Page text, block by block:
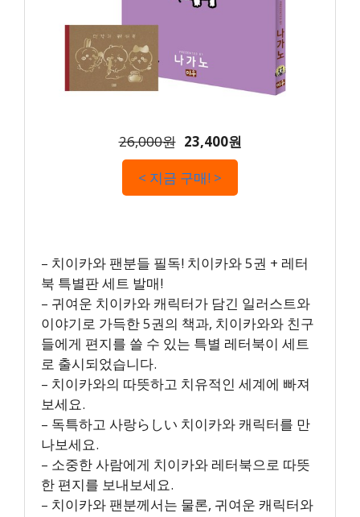
26,000원 23,400원
< 지금 구매! >
– 치이카와 팬분들 필독! 치이카와 5권 + 레터
북 특별판 세트 발매!
– 귀여운 치이카와 캐릭터가 담긴 일러스트와
이야기로 가득한 5권의 책과, 치이카와와 친구
들에게 편지를 쓸 수 있는 특별 레터북이 세트
로 출시되었습니다.
– 치이카와의 따뜻하고 치유적인 세계에 빠져
보세요.
– 독특하고 사랑らしい 치이카와 캐릭터를 만
나보세요.
– 소중한 사람에게 치이카와 레터북으로 따뜻
한 편지를 보내보세요.
– 치이카와 팬분께서는 물론, 귀여운 캐릭터와